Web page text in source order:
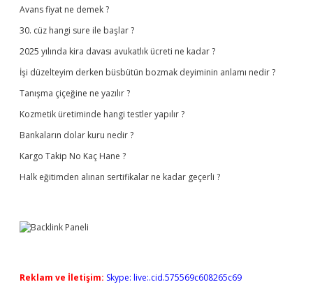
Avans fiyat ne demek ?
30. cüz hangi sure ile başlar ?
2025 yılında kira davası avukatlık ücreti ne kadar ?
İşi düzelteyim derken büsbütün bozmak deyiminin anlamı nedir ?
Tanışma çiçeğine ne yazılır ?
Kozmetik üretiminde hangi testler yapılır ?
Bankaların dolar kuru nedir ?
Kargo Takip No Kaç Hane ?
Halk eğitimden alınan sertifikalar ne kadar geçerli ?
Reklam ve İletişim: Skype: live:.cid.575569c608265c69